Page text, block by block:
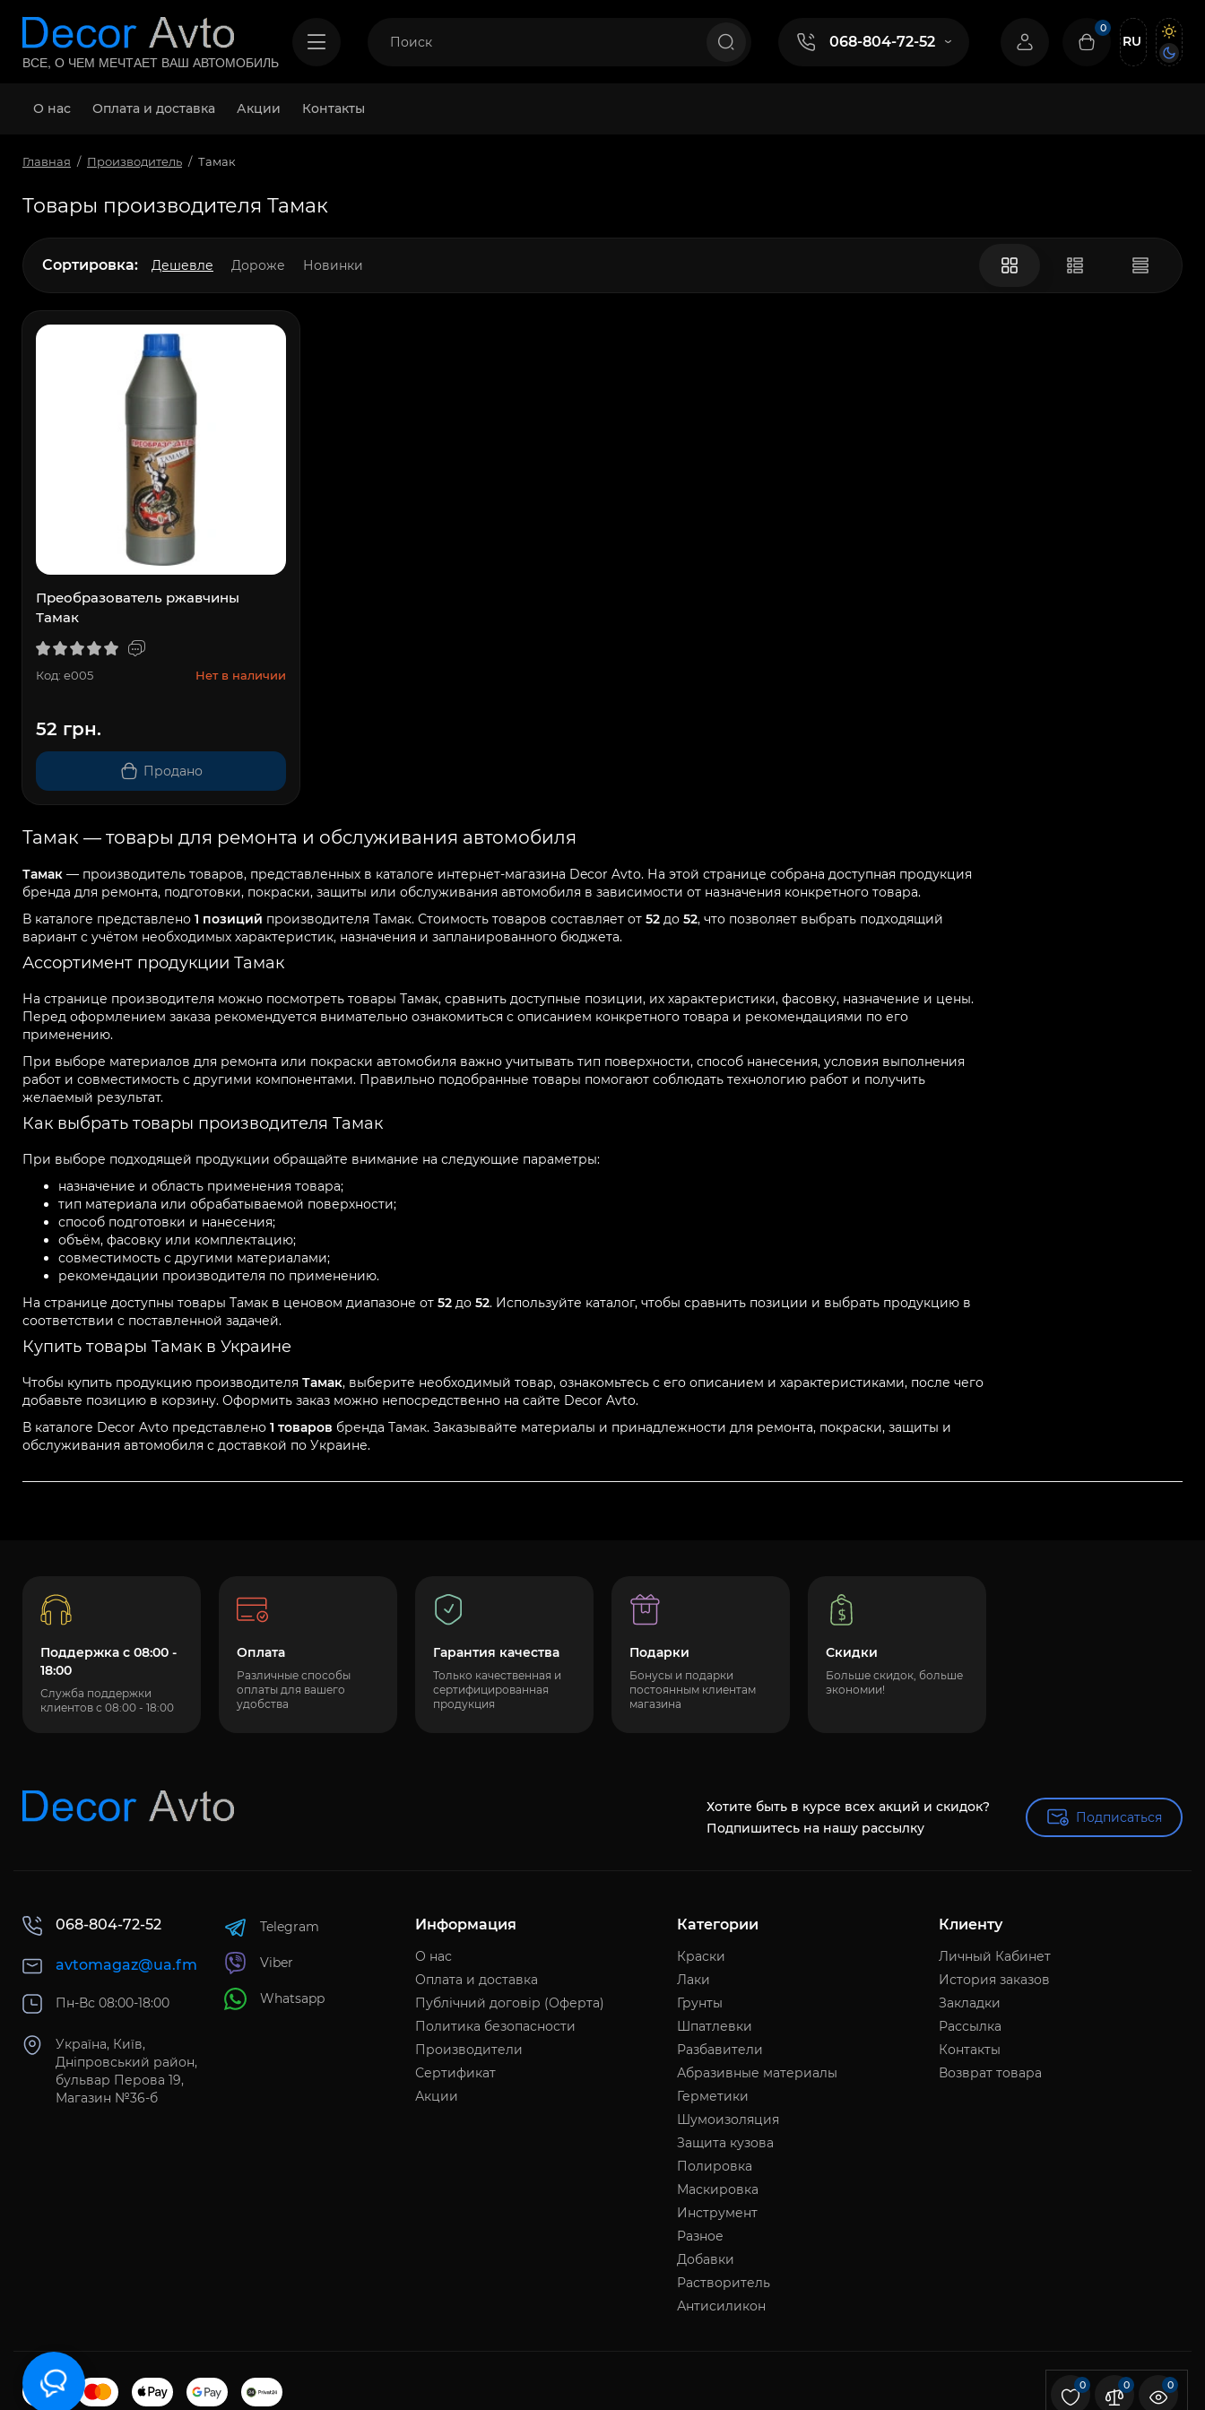
0 0 0
ВСЕ, О ЧЕМ МЕЧТАЕТ ВАШ АВТОМОБИЛЬ
068-804-72-52
0
RU
О нас Оплата и доставка Акции Контакты
Главная Производитель Тамак
Товары производителя Тамак
Сортировка: Дешевле Дороже Новинки
Преобразователь ржавчины
Тамак
Код: e005 Нет в наличии
52 грн.
Продано
Тамак — товары для ремонта и обслуживания автомобиля
Тамак — производитель товаров, представленных в каталоге интернет-магазина Decor Avto. На этой странице собрана доступная продукция
бренда для ремонта, подготовки, покраски, защиты или обслуживания автомобиля в зависимости от назначения конкретного товара.
В каталоге представлено 1 позиций производителя Тамак. Стоимость товаров составляет от 52 до 52, что позволяет выбрать подходящий
вариант с учётом необходимых характеристик, назначения и запланированного бюджета.
Ассортимент продукции Тамак
На странице производителя можно посмотреть товары Тамак, сравнить доступные позиции, их характеристики, фасовку, назначение и цены.
Перед оформлением заказа рекомендуется внимательно ознакомиться с описанием конкретного товара и рекомендациями по его
применению.
При выборе материалов для ремонта или покраски автомобиля важно учитывать тип поверхности, способ нанесения, условия выполнения
работ и совместимость с другими компонентами. Правильно подобранные товары помогают соблюдать технологию работ и получить
желаемый результат.
Как выбрать товары производителя Тамак
При выборе подходящей продукции обращайте внимание на следующие параметры:
назначение и область применения товара;
тип материала или обрабатываемой поверхности;
способ подготовки и нанесения;
объём, фасовку или комплектацию;
совместимость с другими материалами;
рекомендации производителя по применению.
На странице доступны товары Тамак в ценовом диапазоне от 52 до 52. Используйте каталог, чтобы сравнить позиции и выбрать продукцию в
соответствии с поставленной задачей.
Купить товары Тамак в Украине
Чтобы купить продукцию производителя Тамак, выберите необходимый товар, ознакомьтесь с его описанием и характеристиками, после чего
добавьте позицию в корзину. Оформить заказ можно непосредственно на сайте Decor Avto.
В каталоге Decor Avto представлено 1 товаров бренда Тамак. Заказывайте материалы и принадлежности для ремонта, покраски, защиты и
обслуживания автомобиля с доставкой по Украине.
Поддержка с 08:00 -
18:00
Служба поддержки
клиентов с 08:00 - 18:00
Оплата
Различные способы
оплаты для вашего
удобства
Гарантия качества
Только качественная и
сертифицированная
продукция
Подарки
Бонусы и подарки
постоянным клиентам
магазина
Скидки
Больше скидок, больше
экономии!
Хотите быть в курсе всех акций и скидок?
Подпишитесь на нашу рассылку
Подписаться
Подписаться
068-804-72-52
avtomagaz@ua.fm
Пн-Вс 08:00-18:00
Україна, Київ,
Дніпровський район,
бульвар Перова 19,
Магазин №36-б
Telegram
Viber
Whatsapp
Информация
О нас
Оплата и доставка
Публічний договір (Оферта)
Политика безопасности
Производители
Сертификат
Акции
Категории
Краски
Лаки
Грунты
Шпатлевки
Разбавители
Абразивные материалы
Герметики
Шумоизоляция
Защита кузова
Полировка
Маскировка
Инструмент
Разное
Добавки
Растворитель
Антисиликон
Клиенту
Личный Кабинет
История заказов
Закладки
Рассылка
Контакты
Возврат товара
Decor Avto © 2026